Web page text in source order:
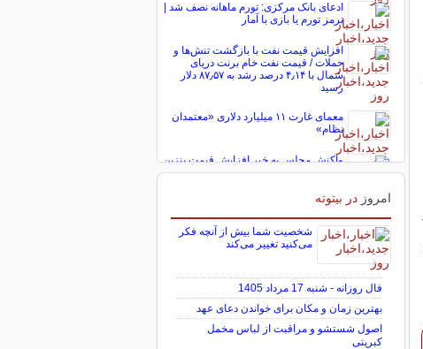
ادعای بانک مرکزی: تورم ماهانه نصف شد |
ترمز تورم یا بازی با آمار
افزایش قیمت نفت با بازگشت تنش‌ها و
حملات / قیمت نفت خام برنت دریای
شمال با ۴٫۱۴ درصد رشد به ۸۷٫۵۷ دلار
رسید
معمای غارت ۱۱ میلیارد دلاری «معتمدان
نظام»
واکنش مجلس به خبر افزایش قیمت بنزین
امروز در بیتوته
شخصیت شما بیش از آنچه فکر
می‌کنید تغییر می‌کند
فال روزانه - شنبه 17 مرداد 1405
بهترین زمان و مکان برای خواندن دعای عهد
اصول شستشو و مراقبت از لباس مخمل
کبریتی